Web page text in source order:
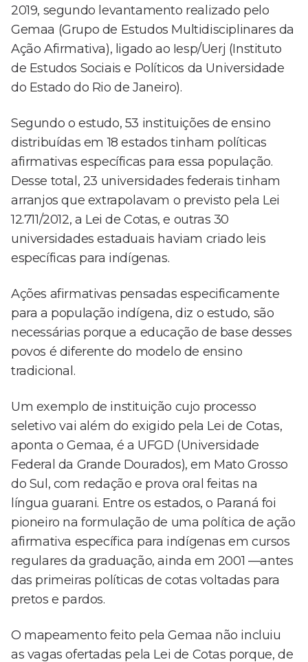
2019, segundo levantamento realizado pelo
Gemaa (Grupo de Estudos Multidisciplinares da
Ação Afirmativa), ligado ao Iesp/Uerj (Instituto
de Estudos Sociais e Políticos da Universidade
do Estado do Rio de Janeiro).
Segundo o estudo, 53 instituições de ensino
distribuídas em 18 estados tinham políticas
afirmativas específicas para essa população.
Desse total, 23 universidades federais tinham
arranjos que extrapolavam o previsto pela Lei
12.711/2012, a Lei de Cotas, e outras 30
universidades estaduais haviam criado leis
específicas para indígenas.
Ações afirmativas pensadas especificamente
para a população indígena, diz o estudo, são
necessárias porque a educação de base desses
povos é diferente do modelo de ensino
tradicional.
Um exemplo de instituição cujo processo
seletivo vai além do exigido pela Lei de Cotas,
aponta o Gemaa, é a UFGD (Universidade
Federal da Grande Dourados), em Mato Grosso
do Sul, com redação e prova oral feitas na
língua guarani. Entre os estados, o Paraná foi
pioneiro na formulação de uma política de ação
afirmativa específica para indígenas em cursos
regulares da graduação, ainda em 2001 —antes
das primeiras políticas de cotas voltadas para
pretos e pardos.
O mapeamento feito pela Gemaa não incluiu
as vagas ofertadas pela Lei de Cotas porque, de